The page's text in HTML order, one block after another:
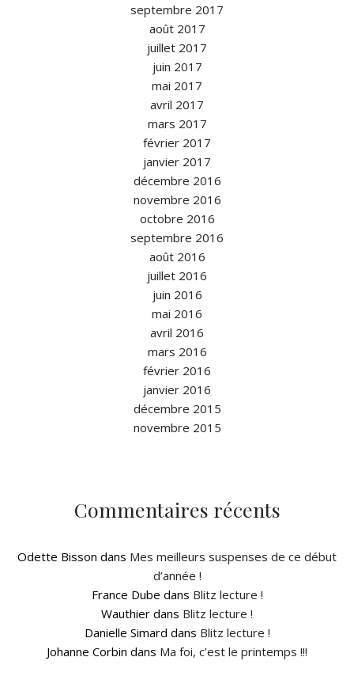
septembre 2017
août 2017
juillet 2017
juin 2017
mai 2017
avril 2017
mars 2017
février 2017
janvier 2017
décembre 2016
novembre 2016
octobre 2016
septembre 2016
août 2016
juillet 2016
juin 2016
mai 2016
avril 2016
mars 2016
février 2016
janvier 2016
décembre 2015
novembre 2015
Commentaires récents
Odette Bisson dans Mes meilleurs suspenses de ce début
d’année !
France Dube dans Blitz lecture !
Wauthier dans Blitz lecture !
Danielle Simard dans Blitz lecture !
Johanne Corbin dans Ma foi, c’est le printemps !!!